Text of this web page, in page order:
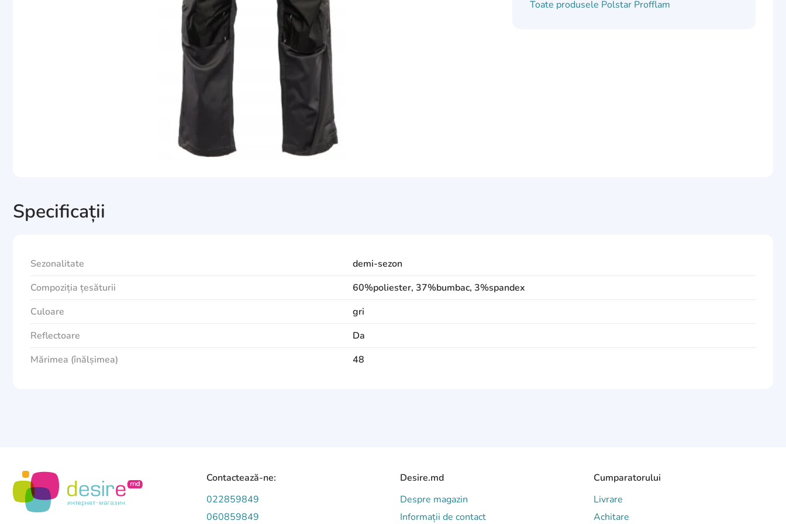
Toate produsele Polstar Profflam
Specificații
Sezonalitate
demi-sezon
Compoziția țesăturii
60%poliester, 37%bumbac, 3%spandex
Culoare
gri
Reflectoare
Da
Mărimea (înălșimea)
48
Contactează-ne:
022859849
060859849
Desire.md
Despre magazin
Informații de contact
Cumparatorului
Livrare
Achitare